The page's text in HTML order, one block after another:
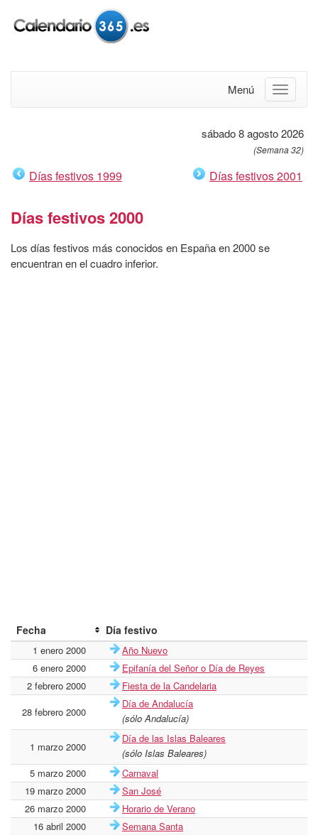
Menú
sábado 8 agosto 2026
(Semana 32)
Días festivos 1999 Días festivos 2001
Días festivos 2000
Los días festivos más conocidos en España en 2000 se
encuentran en el cuadro inferior.
Fecha Día festivo
1 enero 2000
Año Nuevo
6 enero 2000
Epifanía del Señor o Día de Reyes
2 febrero 2000
Fiesta de la Candelaria
28 febrero 2000
Día de Andalucía
(sólo Andalucía)
1 marzo 2000
Día de las Islas Baleares
(sólo Islas Baleares)
5 marzo 2000
Carnaval
19 marzo 2000
San José
26 marzo 2000
Horario de Verano
16 abril 2000
Semana Santa